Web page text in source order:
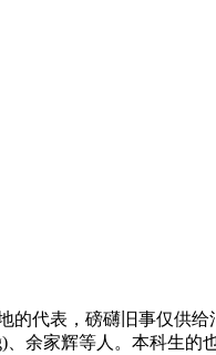
代表，磅礴旧事仅供给
余家辉等人。本科生的